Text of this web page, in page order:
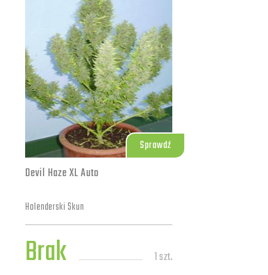
Sprawdź
Devil Haze XL Auto
Holenderski Skun
Brak 1 szt.